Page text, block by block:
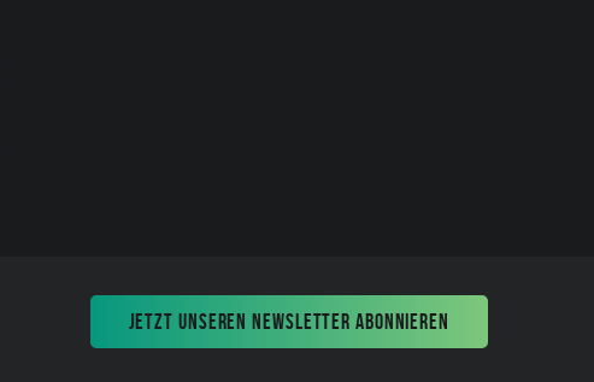
JETZT UNSEREN NEWSLETTER ABONNIEREN